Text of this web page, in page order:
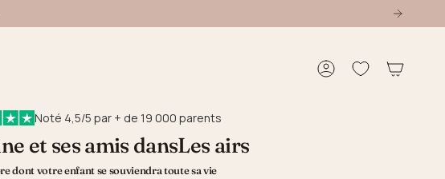
Compte
Noté 4,5/5 par + de 19 000 parents
et ses amis dansLes airs
dont votre enfant se souviendra toute sa vie